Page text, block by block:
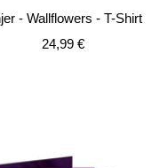
- Wallflowers - T-Shirt
Angebotspreis
24,99 €